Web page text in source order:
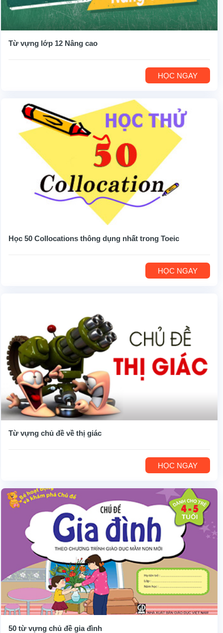
Từ vựng lớp 12 Nâng cao
HỌC NGAY
Học 50 Collocations thông dụng nhất trong Toeic
HỌC NGAY
Từ vựng chủ đề về thị giác
HỌC NGAY
50 từ vựng chủ đề gia đình